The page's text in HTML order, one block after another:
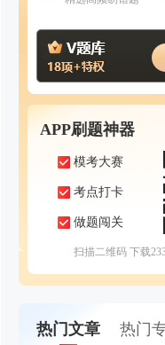
APP刷题神器
模考大赛
考点打卡
做题闯关
扫描二维码 下载
热门文章 热门